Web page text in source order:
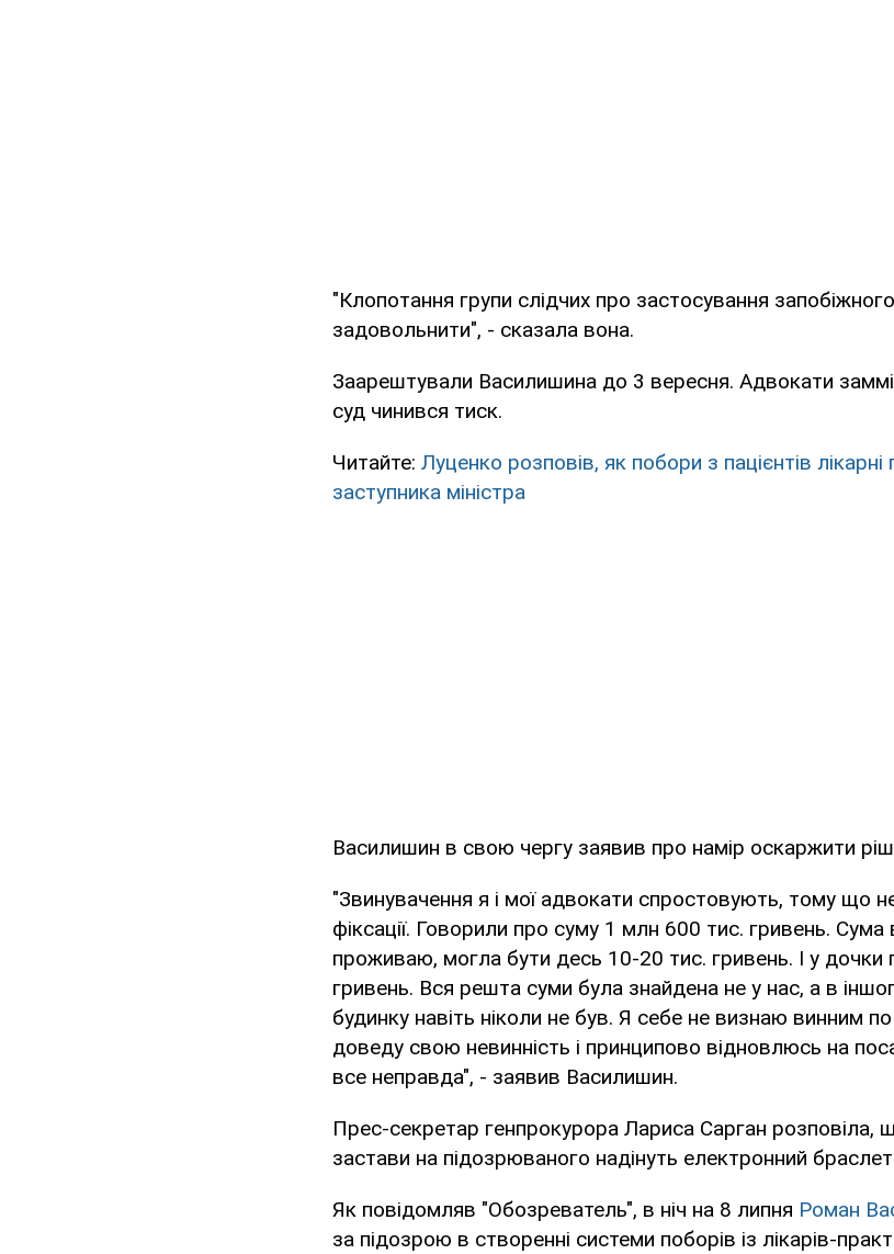
"Клопотання групи слідчих про застосування
задовольнити", - сказала вона.
Заарештували Василишина до 3 вересня. Адвокати
суд чинився тиск.
Читайте: Луценко розповів, як побори з пацієнтів
заступника міністра
Василишин в свою чергу заявив про намір оскаржити
"Звинувачення я і мої адвокати спростовують, тому що
фіксації. Говорили про суму 1 млн 600 тис. гривень. Сума
проживаю, могла бути десь 10-20 тис. гривень. І у дочки
гривень. Вся решта суми була знайдена не у нас, а в
будинку навіть ніколи не був. Я себе не визнаю винним
доведу свою невинність і принципово відновлюсь на
все неправда", - заявив Василишин.
Прес-секретар генпрокурора Лариса Сарган розповіла,
застави на підозрюваного надінуть електронний
Як повідомляв "Обозреватель", в ніч на 8 липня Роман
за підозрою в створенні системи поборів із лікарів-